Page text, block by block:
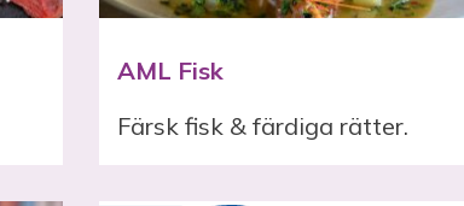
AML Fisk
Färsk fisk & färdiga rätter.